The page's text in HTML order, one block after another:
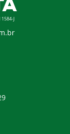
1584-J